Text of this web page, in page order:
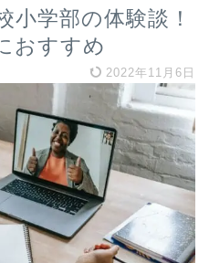
小学部の体験談！
おすすめ
2022年11月6日